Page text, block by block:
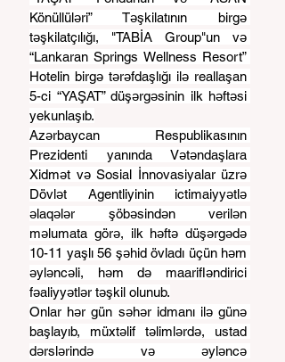
Könüllüləri” Təşkilatının birgə
təşkilatçılığı, "TABİA Group"un və
“Lankaran Springs Wellness Resort”
Hotelin birgə tərəfdaşlığı ilə reallaşan
5-ci “YAŞAT” düşərgəsinin ilk həftəsi
yekunlaşıb.
Azərbaycan Respublikasının
Prezidenti yanında Vətəndaşlara
Xidmət və Sosial İnnovasiyalar üzrə
Dövlət Agentliyinin ictimaiyyətlə
əlaqələr şöbəsindən verilən
məlumata görə, ilk həftə düşərgədə
10-11 yaşlı 56 şəhid övladı üçün həm
əyləncəli, həm də maarifləndirici
fəaliyyətlər təşkil olunub.
Onlar hər gün səhər idmanı ilə günə
başlayıb, müxtəlif təlimlərdə, ustad
dərslərində və əyləncə